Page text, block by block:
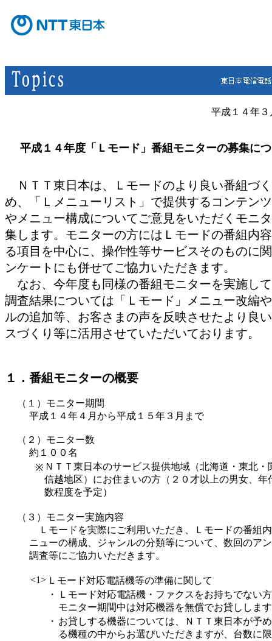
平成１４年３
平成１４年度「Ｌモード」番組モニターの募集に
ＮＴＴ東日本は、Ｌモードのより良い番組づ
め、「Ｌメニューリスト」で提供するコンテン
やメニュー構成についてご意見をいただくモニ
集します。モニターの方にはＬモードの番組内
る項目を中心に、操作性等サービスそのものに
ンケートにも併せてご協力いただきます。
なお、今年度も同様の番組モニターを実施し
調査結果については「Ｌモード」メニュー改編
ルの追加等、お客さまの声を反映させたより良
スづくり等に活用させていただいております。
１．番組モニターの概要
（１）モニター期間
平成１４年４月から平成１５年３月まで
（２）モニター数
約１００名
※ ＮＴＴ東日本のサービス提供地域（北海道・東北・
信越地区）にお住まいの方（２０才以上の男女、年
数程度を予定）
（３）モニター実施内容
Ｌモードを実際にご利用いただき、Ｌモードの番組
ニューの構成、ジャンルの分類等について、数回のア
調査等にご協力いただきます。
<1> Ｌモード対応電話機等の準備に関して
・
Ｌモード対応電話機・ファクスをお持ちでない
モニター期間中は対応機器を無償でお貸ししま
・ お貸しする機器については、ＮＴＴ東日本が予
る機種の中からお選びいただきますが、台数に